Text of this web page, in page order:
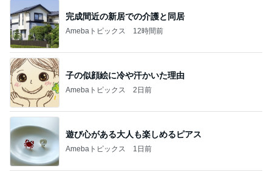
完成間近の新居での介護と同居
Amebaトピックス 12時間前
子の似顔絵に冷や汗かいた理由
Amebaトピックス 2日前
遊び心がある大人も楽しめるピアス
Amebaトピックス 1日前